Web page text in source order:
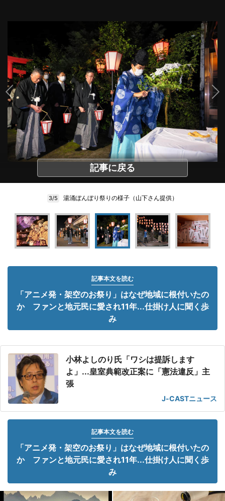
記事に戻る
3/5 湯涌ぼんぼり祭りの様子（山下さん提供）
記事本文を読む
「アニメ発・架空のお祭り」はなぜ地域に根付いたの
か ファンと地元民に愛され11年...仕掛け人に聞く歩
み
小林よしのり氏「ワシは提訴します
よ」...皇室典範改正案に「憲法違反」主
張
J-CASTニュース
記事本文を読む
「アニメ発・架空のお祭り」はなぜ地域に根付いたの
か ファンと地元民に愛され11年...仕掛け人に聞く歩
み